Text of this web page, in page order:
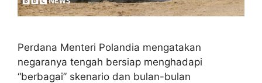
Perdana Menteri Polandia mengatakan
negaranya tengah bersiap menghadapi
“berbagai” skenario dan bulan-bulan